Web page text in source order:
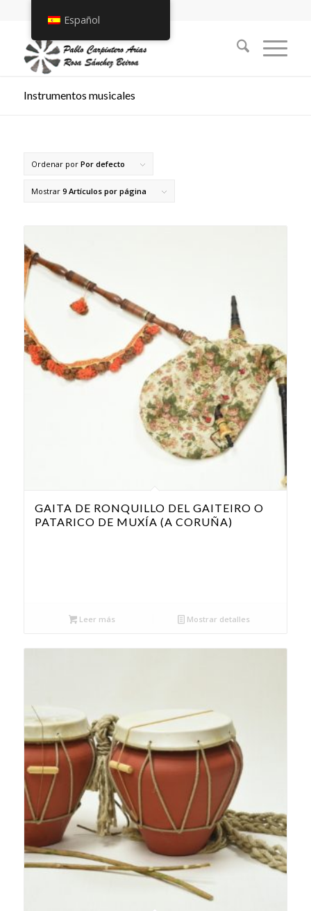
Instrumentos musicales
Ordenar por Por defecto
Mostrar 9 Artículos por página
GAITA DE RONQUILLO DEL GAITEIRO O
PATARICO DE MUXÍA (A CORUÑA)
Leer más Mostrar detalles
Español